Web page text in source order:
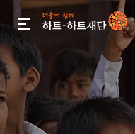
gnb menu open
인기 키워드